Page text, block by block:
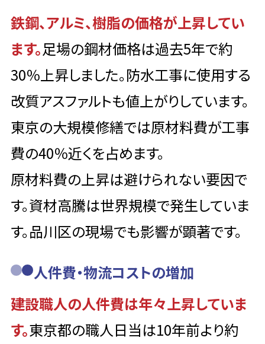
鉄鋼、アルミ、樹脂の価格が上昇してい
ます。足場の鋼材価格は過去5年で約
30％上昇しました。防水工事に使用する
改質アスファルトも値上がりしています。
東京の大規模修繕では原材料費が工事
費の40％近くを占めます。
原材料費の上昇は避けられない要因で
す。資材高騰は世界規模で発生していま
す。品川区の現場でも影響が顕著です。
人件費・物流コストの増加
建設職人の人件費は年々上昇していま
す。東京都の職人日当は10年前より約